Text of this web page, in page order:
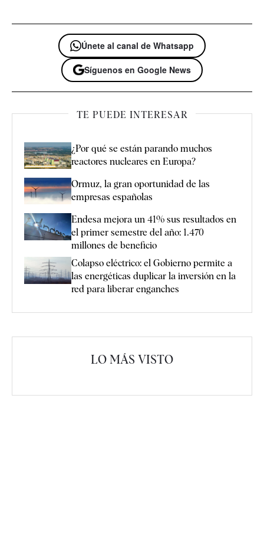
Únete al canal de Whatsapp
Síguenos en Google News
TE PUEDE INTERESAR
¿Por qué se están parando muchos
reactores nucleares en Europa?
Ormuz, la gran oportunidad de las
empresas españolas
Endesa mejora un 41% sus resultados en
el primer semestre del año: 1.470
millones de beneficio
Colapso eléctrico: el Gobierno permite a
las energéticas duplicar la inversión en la
red para liberar enganches
LO MÁS VISTO